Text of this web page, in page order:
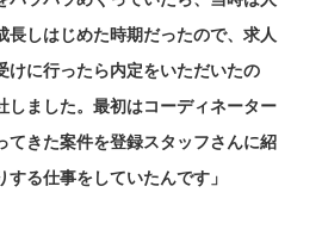
長しはじめた時期だったので、求人
けに行ったら内定をいただいたの
しました。最初はコーディネーター
てきた案件を登録スタッフさんに紹
る仕事をしていたんです」